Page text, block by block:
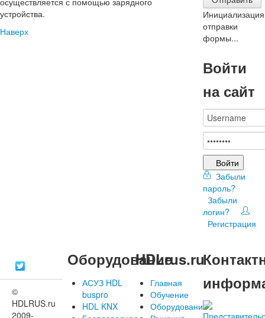
устройства.
Наверх
Инициализация
отправки
формы...
Войти
на сайт
Войти
Забыли
пароль?
Забыли
логин?
Регистрация
©
HDLRUS.ru
2009-
Оборудование
АСУЗ HDL
buspro
HDL KNX
HDLrus.ru
Главная
Обучение
Оборудование